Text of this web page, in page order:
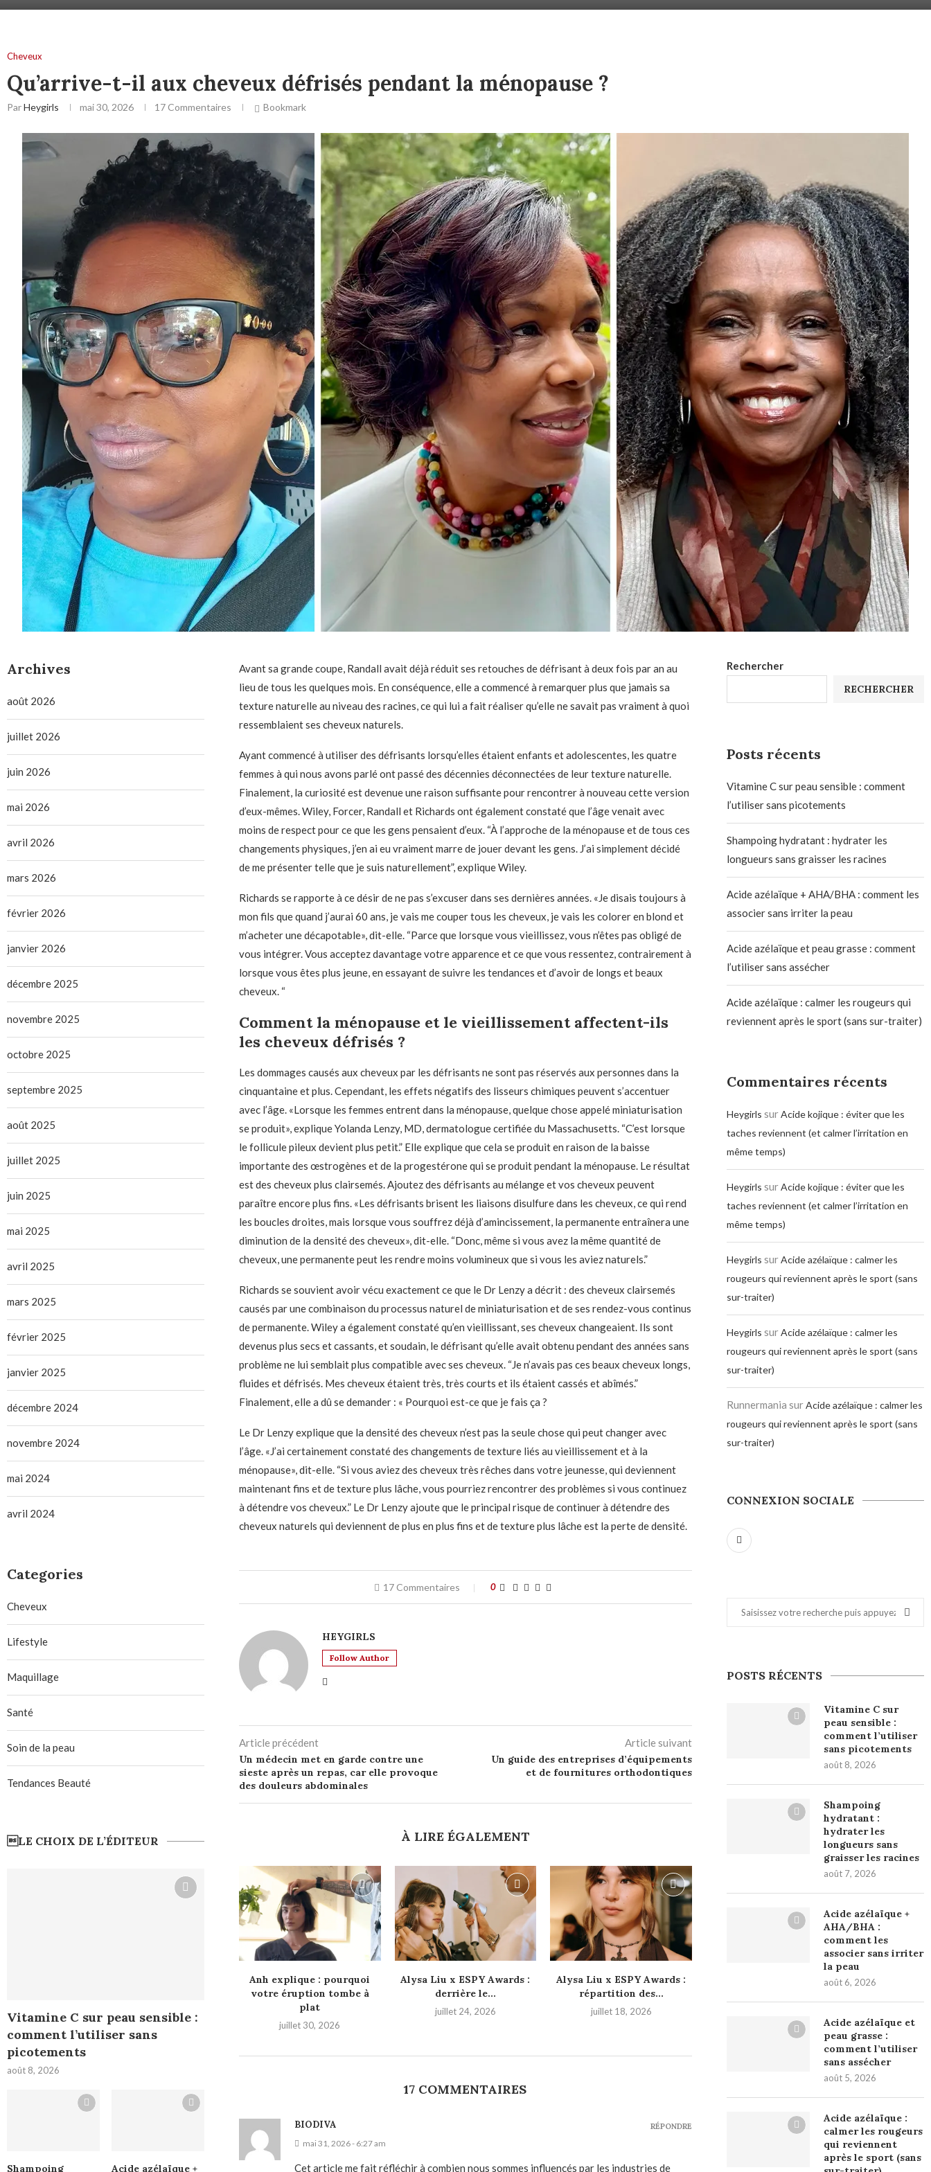
Cheveux
Qu’arrive-t-il aux cheveux défrisés pendant la ménopause ?
ParHeygirls mai 30, 2026 17 Commentaires Bookmark
Avant sa grande coupe, Randall avait déjà réduit ses retouches de défrisant à deux fois par an au
lieu de tous les quelques mois. En conséquence, elle a commencé à remarquer plus que jamais sa
texture naturelle au niveau des racines, ce qui lui a fait réaliser qu’elle ne savait pas vraiment à quoi
ressemblaient ses cheveux naturels.
Ayant commencé à utiliser des défrisants lorsqu’elles étaient enfants et adolescentes, les quatre
femmes à qui nous avons parlé ont passé des décennies déconnectées de leur texture naturelle.
Finalement, la curiosité est devenue une raison suffisante pour rencontrer à nouveau cette version
d’eux-mêmes. Wiley, Forcer, Randall et Richards ont également constaté que l’âge venait avec
moins de respect pour ce que les gens pensaient d’eux. “À l’approche de la ménopause et de tous ces
changements physiques, j’en ai eu vraiment marre de jouer devant les gens. J’ai simplement décidé
de me présenter telle que je suis naturellement”, explique Wiley.
Richards se rapporte à ce désir de ne pas s’excuser dans ses dernières années. «Je disais toujours à
mon fils que quand j’aurai 60 ans, je vais me couper tous les cheveux, je vais les colorer en blond et
m’acheter une décapotable», dit-elle. “Parce que lorsque vous vieillissez, vous n’êtes pas obligé de
vous intégrer. Vous acceptez davantage votre apparence et ce que vous ressentez, contrairement à
lorsque vous êtes plus jeune, en essayant de suivre les tendances et d’avoir de longs et beaux
cheveux. “
Comment la ménopause et le vieillissement affectent-ils
les cheveux défrisés ?
Les dommages causés aux cheveux par les défrisants ne sont pas réservés aux personnes dans la
cinquantaine et plus. Cependant, les effets négatifs des lisseurs chimiques peuvent s’accentuer
avec l’âge. «Lorsque les femmes entrent dans la ménopause, quelque chose appelé miniaturisation
se produit», explique Yolanda Lenzy, MD, dermatologue certifiée du Massachusetts. “C’est lorsque
le follicule pileux devient plus petit.” Elle explique que cela se produit en raison de la baisse
importante des œstrogènes et de la progestérone qui se produit pendant la ménopause. Le résultat
est des cheveux plus clairsemés. Ajoutez des défrisants au mélange et vos cheveux peuvent
paraître encore plus fins. «Les défrisants brisent les liaisons disulfure dans les cheveux, ce qui rend
les boucles droites, mais lorsque vous souffrez déjà d’amincissement, la permanente entraînera une
diminution de la densité des cheveux», dit-elle. “Donc, même si vous avez la même quantité de
cheveux, une permanente peut les rendre moins volumineux que si vous les aviez naturels.”
Richards se souvient avoir vécu exactement ce que le Dr Lenzy a décrit : des cheveux clairsemés
causés par une combinaison du processus naturel de miniaturisation et de ses rendez-vous continus
de permanente. Wiley a également constaté qu’en vieillissant, ses cheveux changeaient. Ils sont
devenus plus secs et cassants, et soudain, le défrisant qu’elle avait obtenu pendant des années sans
problème ne lui semblait plus compatible avec ses cheveux. “Je n’avais pas ces beaux cheveux longs,
fluides et défrisés. Mes cheveux étaient très, très courts et ils étaient cassés et abîmés.”
Finalement, elle a dû se demander : « Pourquoi est-ce que je fais ça ?
Le Dr Lenzy explique que la densité des cheveux n’est pas la seule chose qui peut changer avec
l’âge. «J’ai certainement constaté des changements de texture liés au vieillissement et à la
ménopause», dit-elle. “Si vous aviez des cheveux très rêches dans votre jeunesse, qui deviennent
maintenant fins et de texture plus lâche, vous pourriez rencontrer des problèmes si vous continuez
à détendre vos cheveux.” Le Dr Lenzy ajoute que le principal risque de continuer à détendre des
cheveux naturels qui deviennent de plus en plus fins et de texture plus lâche est la perte de densité.
17 Commentaires 0
HEYGIRLS
Follow Author
Article précédent
Un médecin met en garde contre une
sieste après un repas, car elle provoque
des douleurs abdominales
Article suivant
Un guide des entreprises d’équipements
et de fournitures orthodontiques
À LIRE ÉGALEMENT
Anh explique : pourquoi
votre éruption tombe à
plat
juillet 30, 2026
Alysa Liu x ESPY Awards :
derrière le...
juillet 24, 2026
Alysa Liu x ESPY Awards :
répartition des...
juillet 18, 2026
17 COMMENTAIRES
BIODIVA
mai 31, 2026 - 6:27 am
Cet article me fait réfléchir à combien nous sommes influencés par les industries de
RÉPONDRE
Rechercher
RECHERCHER
Posts récents
Vitamine C sur peau sensible : comment
l’utiliser sans picotements
Shampoing hydratant : hydrater les
longueurs sans graisser les racines
Acide azélaïque + AHA/BHA : comment les
associer sans irriter la peau
Acide azélaïque et peau grasse : comment
l’utiliser sans assécher
Acide azélaïque : calmer les rougeurs qui
reviennent après le sport (sans sur-traiter)
Commentaires récents
Heygirls surAcide kojique : éviter que les
taches reviennent (et calmer l’irritation en
même temps)
Heygirls surAcide kojique : éviter que les
taches reviennent (et calmer l’irritation en
même temps)
Heygirls surAcide azélaïque : calmer les
rougeurs qui reviennent après le sport (sans
sur-traiter)
Heygirls surAcide azélaïque : calmer les
rougeurs qui reviennent après le sport (sans
sur-traiter)
Runnermania surAcide azélaïque : calmer les
rougeurs qui reviennent après le sport (sans
sur-traiter)
CONNEXION SOCIALE
POSTS RÉCENTS
Vitamine C sur
peau sensible :
comment l’utiliser
sans picotements
août 8, 2026
Shampoing
hydratant :
hydrater les
longueurs sans
graisser les racines
août 7, 2026
Acide azélaïque +
AHA/BHA :
comment les
associer sans irriter
la peau
août 6, 2026
Acide azélaïque et
peau grasse :
comment l’utiliser
sans assécher
août 5, 2026
Acide azélaïque :
calmer les rougeurs
qui reviennent
après le sport (sans
Archives
août 2026
juillet 2026
juin 2026
mai 2026
avril 2026
mars 2026
février 2026
janvier 2026
décembre 2025
novembre 2025
octobre 2025
septembre 2025
août 2025
juillet 2025
juin 2025
mai 2025
avril 2025
mars 2025
février 2025
janvier 2025
décembre 2024
novembre 2024
mai 2024
avril 2024
Categories
Cheveux
Lifestyle
Maquillage
Santé
Soin de la peau
Tendances Beauté
LE CHOIX DE L’ÉDITEUR
Vitamine C sur peau sensible :
comment l’utiliser sans
picotements
août 8, 2026
Shampoing Acide azélaïque +